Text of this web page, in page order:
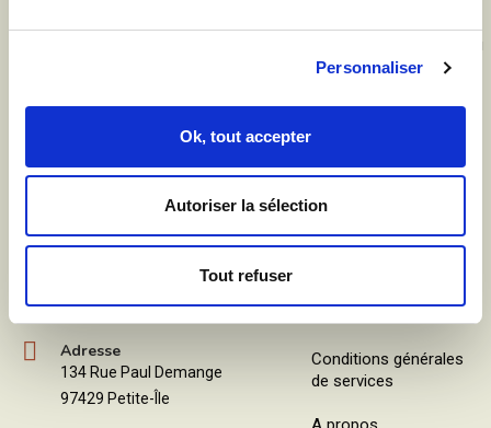
Personnaliser
Ok, tout accepter
Autoriser la sélection
Tout refuser
0692 59 57 99
Lun - Ven : 8h à 17h
Adresse
134 Rue Paul Demange
97429 Petite-Île
Liens utiles
Mentions légales
Politique de
Conditions générales
de services